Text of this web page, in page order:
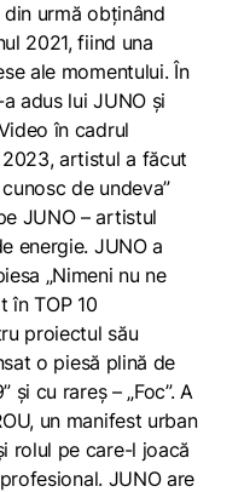
din urmă obținând
2021, fiind una
ale momentului. În
adus lui JUNO și
în cadrul
2023, artistul a făcut
de undeva”
JUNO – artistul
energie. JUNO a
„Nimeni nu ne
în TOP 10
proiectul său
o piesă plină de
și cu rareș – „Foc”. A
un manifest urban
rolul pe care-l joacă
JUNO are